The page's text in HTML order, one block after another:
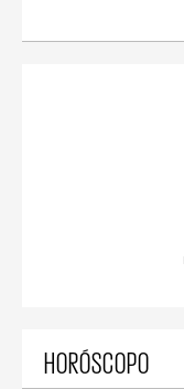
HORÓSCOPO